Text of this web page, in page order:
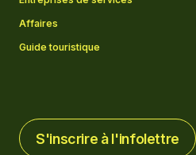
Affaires
Guide touristique
S'inscrire à l'infolettre